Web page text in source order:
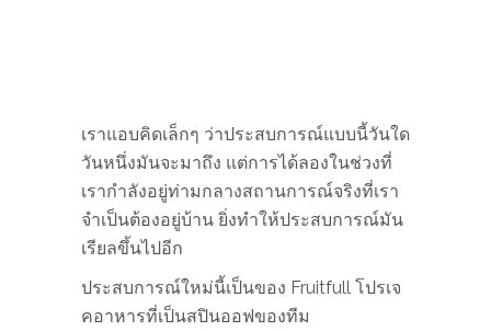
เราแอบคิดเล็กๆ ว่าประสบการณ์แบบนี้วันใด
วันหนึ่งมันจะมาถึง แต่การได้ลองในช่วงที่
เรากำลังอยู่ท่ามกลางสถานการณ์จริงที่เรา
จำเป็นต้องอยู่บ้าน ยิ่งทำให้ประสบการณ์มัน
เรียลขึ้นไปอีก
ประสบการณ์ใหม่นี้เป็นของ Fruitfull โปรเจ
คอาหารที่เป็นสปินออฟของทีม